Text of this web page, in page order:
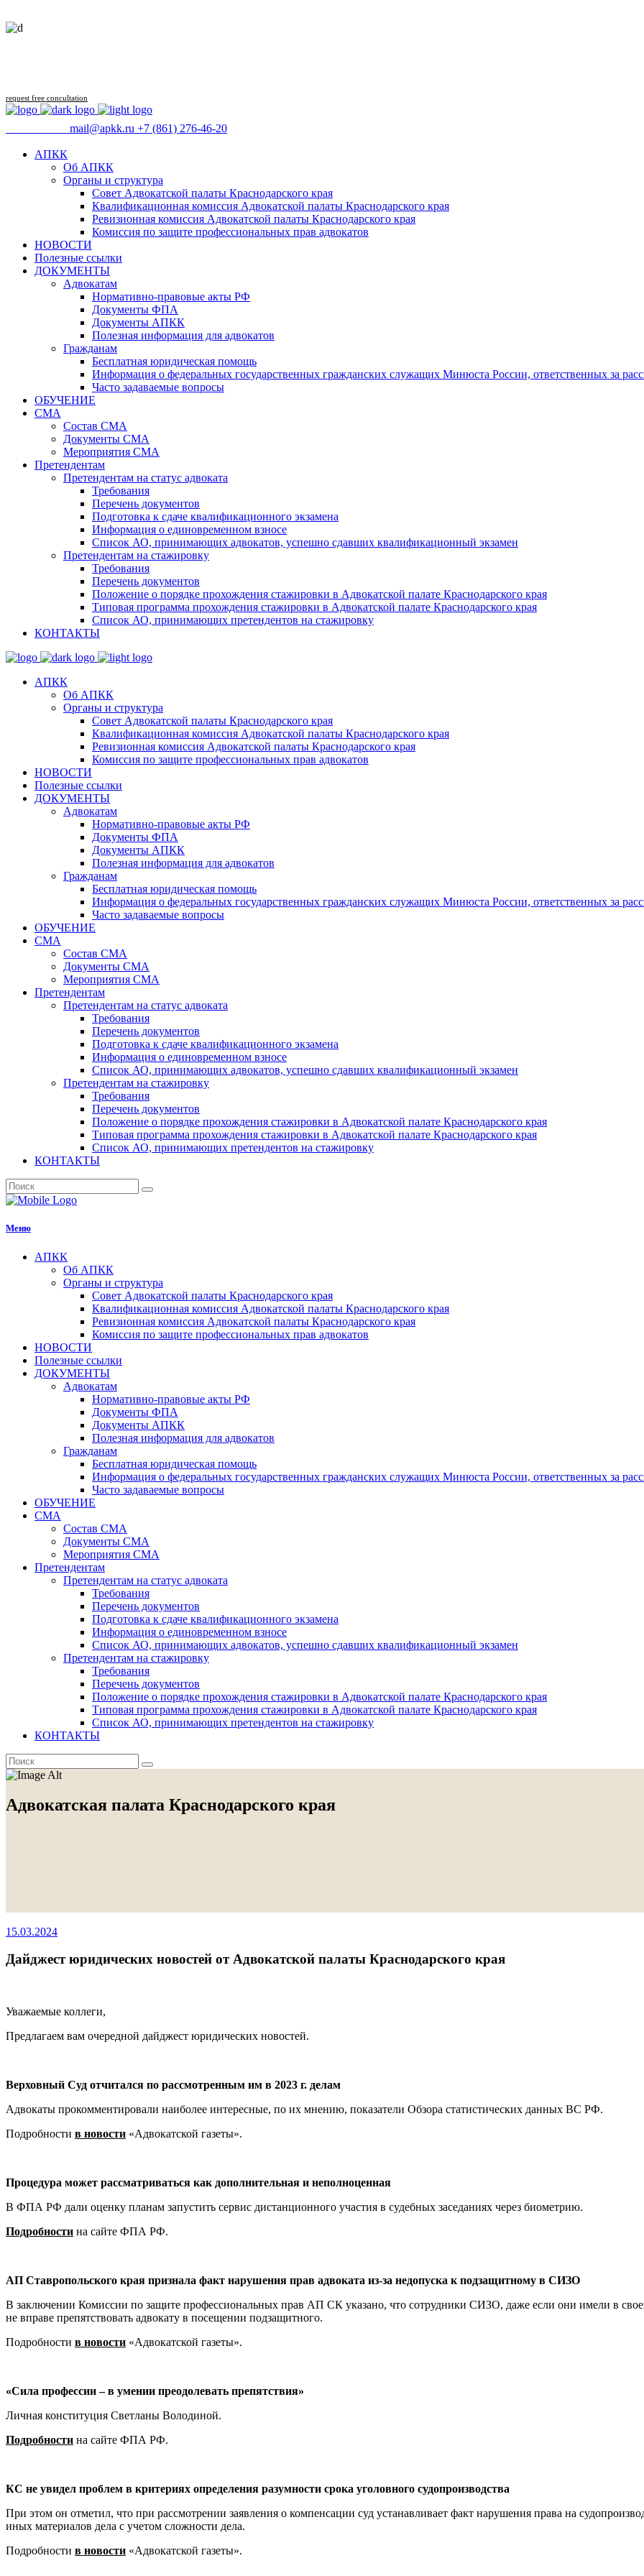
request free concultation
mail@apkk.ru +7 (861) 276-46-20
АПКК
Об АПКК
Органы и структура
Совет Адвокатской палаты Краснодарского края
Квалификационная комиссия Адвокатской палаты Краснодарского края
Ревизионная комиссия Адвокатской палаты Краснодарского края
Комиссия по защите профессиональных прав адвокатов
НОВОСТИ
Полезные ссылки
ДОКУМЕНТЫ
Адвокатам
Нормативно-правовые акты РФ
Документы ФПА
Документы АПКК
Полезная информация для адвокатов
Гражданам
Бесплатная юридическая помощь
Информация о федеральных государственных гражданских служащих Минюста России, ответственных за
Часто задаваемые вопросы
ОБУЧЕНИЕ
СМА
Состав СМА
Документы СМА
Мероприятия СМА
Претендентам
Претендентам на статус адвоката
Требования
Перечень документов
Подготовка к сдаче квалификационного экзамена
Информация о единовременном взносе
Список АО, принимающих адвокатов, успешно сдавших квалификационный экзамен
Претендентам на стажировку
Требования
Перечень документов
Положение о порядке прохождения стажировки в Адвокатской палате Краснодарского края
Типовая программа прохождения стажировки в Адвокатской палате Краснодарского края
Список АО, принимающих претендентов на стажировку
КОНТАКТЫ
АПКК
Об АПКК
Органы и структура
Совет Адвокатской палаты Краснодарского края
Квалификационная комиссия Адвокатской палаты Краснодарского края
Ревизионная комиссия Адвокатской палаты Краснодарского края
Комиссия по защите профессиональных прав адвокатов
НОВОСТИ
Полезные ссылки
ДОКУМЕНТЫ
Адвокатам
Нормативно-правовые акты РФ
Документы ФПА
Документы АПКК
Полезная информация для адвокатов
Гражданам
Бесплатная юридическая помощь
Информация о федеральных государственных гражданских служащих Минюста России, ответственных за
Часто задаваемые вопросы
ОБУЧЕНИЕ
СМА
Состав СМА
Документы СМА
Мероприятия СМА
Претендентам
Претендентам на статус адвоката
Требования
Перечень документов
Подготовка к сдаче квалификационного экзамена
Информация о единовременном взносе
Список АО, принимающих адвокатов, успешно сдавших квалификационный экзамен
Претендентам на стажировку
Требования
Перечень документов
Положение о порядке прохождения стажировки в Адвокатской палате Краснодарского края
Типовая программа прохождения стажировки в Адвокатской палате Краснодарского края
Список АО, принимающих претендентов на стажировку
КОНТАКТЫ
Меню
АПКК
Об АПКК
Органы и структура
Совет Адвокатской палаты Краснодарского края
Квалификационная комиссия Адвокатской палаты Краснодарского края
Ревизионная комиссия Адвокатской палаты Краснодарского края
Комиссия по защите профессиональных прав адвокатов
НОВОСТИ
Полезные ссылки
ДОКУМЕНТЫ
Адвокатам
Нормативно-правовые акты РФ
Документы ФПА
Документы АПКК
Полезная информация для адвокатов
Гражданам
Бесплатная юридическая помощь
Информация о федеральных государственных гражданских служащих Минюста России, ответственных за
Часто задаваемые вопросы
ОБУЧЕНИЕ
СМА
Состав СМА
Документы СМА
Мероприятия СМА
Претендентам
Претендентам на статус адвоката
Требования
Перечень документов
Подготовка к сдаче квалификационного экзамена
Информация о единовременном взносе
Список АО, принимающих адвокатов, успешно сдавших квалификационный экзамен
Претендентам на стажировку
Требования
Перечень документов
Положение о порядке прохождения стажировки в Адвокатской палате Краснодарского края
Типовая программа прохождения стажировки в Адвокатской палате Краснодарского края
Список АО, принимающих претендентов на стажировку
КОНТАКТЫ
Адвокатская палата Краснодарского края
15.03.2024
Дайджест юридических новостей от Адвокатской палаты Краснодарского края
Уважаемые коллеги,
Предлагаем вам очередной дайджест юридических новостей.
Верховный Суд отчитался по рассмотренным им в 2023 г. делам
Адвокаты прокомментировали наиболее интересные, по их мнению, показатели Обзора статистических данных ВС РФ.
Подробности в новости «Адвокатской газеты».
Процедура может рассматриваться как дополнительная и неполноценная
В ФПА РФ дали оценку планам запустить сервис дистанционного участия в судебных заседаниях через биометрию.
Подробности на сайте ФПА РФ.
АП Ставропольского края признала факт нарушения прав адвоката из-за недопуска к подзащитному в СИЗО
В заключении Комиссии по защите профессиональных прав АП СК указано, что сотрудники СИЗО, даже если они имели в
не вправе препятствовать адвокату в посещении подзащитного.
Подробности в новости «Адвокатской газеты».
«Сила профессии – в умении преодолевать препятствия»
Личная конституция Светланы Володиной.
Подробности на сайте ФПА РФ.
КС не увидел проблем в критериях определения разумности срока уголовного судопроизводства
При этом он отметил, что при рассмотрении заявления о компенсации суд устанавливает факт нарушения права на
иных материалов дела с учетом сложности дела.
Подробности в новости «Адвокатской газеты».